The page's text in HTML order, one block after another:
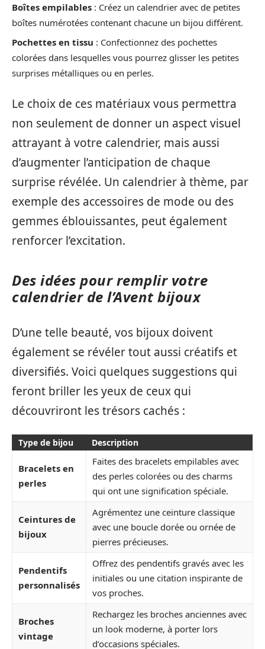
Boîtes empilables : Créez un calendrier avec de petites
boîtes numérotées contenant chacune un bijou différent.
Pochettes en tissu : Confectionnez des pochettes
colorées dans lesquelles vous pourrez glisser les petites
surprises métalliques ou en perles.
Le choix de ces matériaux vous permettra
non seulement de donner un aspect visuel
attrayant à votre calendrier, mais aussi
d’augmenter l’anticipation de chaque
surprise révélée. Un calendrier à thème, par
exemple des accessoires de mode ou des
gemmes éblouissantes, peut également
renforcer l’excitation.
Des idées pour remplir votre
calendrier de l’Avent bijoux
D’une telle beauté, vos bijoux doivent
également se révéler tout aussi créatifs et
diversifiés. Voici quelques suggestions qui
feront briller les yeux de ceux qui
découvriront les trésors cachés :
Type de bijou Description
Bracelets en
perles
Faites des bracelets empilables avec
des perles colorées ou des charms
qui ont une signification spéciale.
Ceintures de
bijoux
Agrémentez une ceinture classique
avec une boucle dorée ou ornée de
pierres précieuses.
Pendentifs
personnalisés
Offrez des pendentifs gravés avec les
initiales ou une citation inspirante de
vos proches.
Broches
vintage
Rechargez les broches anciennes avec
un look moderne, à porter lors
d’occasions spéciales.